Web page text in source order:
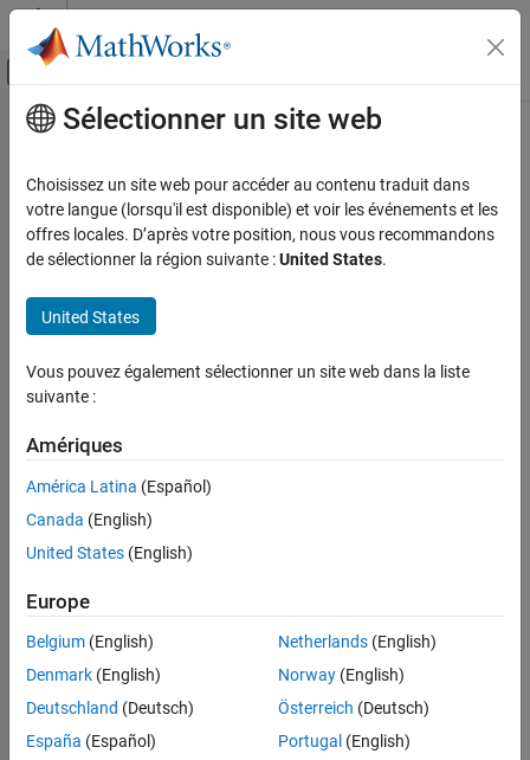
Passer au contenu
Activer/désactiver l'affichage du menu
Accueil de la documentation
Data Import and Export
Standard File Formats
HDF5 Files
Error (H5E)
ON THIS PAGE
Functions
Version History
See Also
Contenu principal
Error (H5E)
Error handling
Description
Use the MATLAB
handling for HDF5 files.
Functions
Clear error stack
H5E.clear() clears the error stack for the current thread.
H5E.get_major
Description of major error number
errString = H5E.get_major(majnum)returns a character vector
containing the error associated with the major error number,
The HDF5 group has deprecated the use of this function.
Sélectionner un site web
Choisissez un site web pour accéder au contenu traduit dans
votre langue (lorsqu'il est disponible) et voir les événements et les
offres locales. D’après votre position, nous vous recommandons
de sélectionner la région suivante :United States.
United States
Vous pouvez également sélectionner un site web dans la liste
suivante :
Amériques
América Latina (Español)
Canada (English)
United States (English)
Europe
Belgium (English)
Denmark (English)
Deutschland (Deutsch)
España (Español)
Netherlands(English)
Norway(English)
Österreich (Deutsch)
Portugal (English)